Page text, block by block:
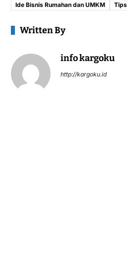
Ide Bisnis Rumahan dan UMKM
Written By
info kargoku
http://kargoku.id